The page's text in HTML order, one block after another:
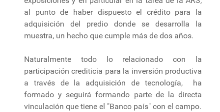
al punto de haber dispuesto el crédito para la
adquisición del predio donde se desarrolla la
muestra, un hecho que cumple más de dos años.
Naturalmente todo lo relacionado con la
participación crediticia para la inversión productiva
a través de la adquisición de tecnología, ha
formado y seguirá formando parte de la directa
vinculación que tiene el "Banco país" con el campo.